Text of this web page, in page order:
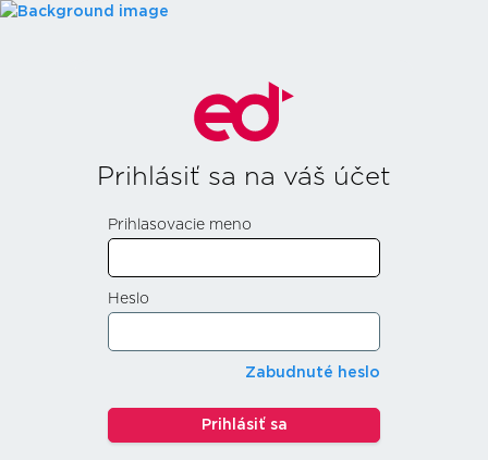
Prihlásiť sa na váš účet
Prihlasovacie meno
Heslo
Zabudnuté heslo